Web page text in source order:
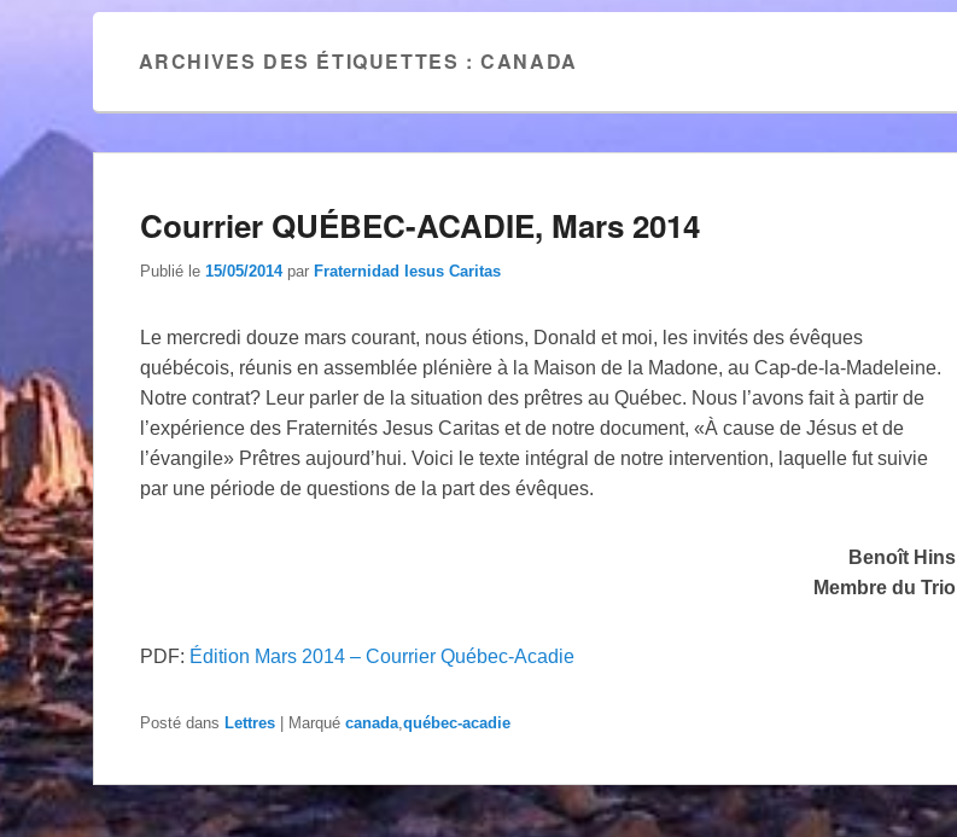
ARCHIVES DES ÉTIQUETTES :CANADA
Courrier QUÉBEC-ACADIE, Mars 2014
Publié le 15/05/2014 par Fraternidad Iesus Caritas
Le mercredi douze mars courant, nous étions, Donald et moi, les invités des évêques
québécois, réunis en assemblée plénière à la Maison de la Madone, au Cap-de-la-Madeleine.
Notre contrat? Leur parler de la situation des prêtres au Québec. Nous l’avons fait à partir de
l’expérience des Fraternités Jesus Caritas et de notre document, «À cause de Jésus et de
l’évangile» Prêtres aujourd’hui. Voici le texte intégral de notre intervention, laquelle fut suivie
par une période de questions de la part des évêques.
Benoît Hins
Membre du Trio
PDF: Édition Mars 2014 – Courrier Québec-Acadie
Posté dans Lettres Marqué canada québec-acadie